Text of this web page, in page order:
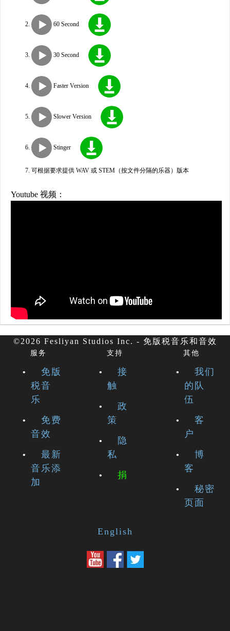
60 Second
30 Second
Faster Version
Slower Version
Stinger
可根据要求提供 WAV 或 STEM（按文件分隔的乐器）版本
Youtube 视频：
©2026 Fesliyan Studios Inc. - 免版税音乐和音效
服务
免版
税音
乐
免费
音效
最新
音乐添
加
支持
接
触
政
策
隐
私
捐
其他
我们
的队
伍
客
户
博
客
秘密
页面
English